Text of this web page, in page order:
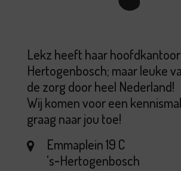
Lekz heeft haar
Hertogenbosch; maar leuke
de zorg door heel Nederland!
Wij komen voor een
graag naar jou toe!
Emmaplein 19 C
's‑Hertogenbosch